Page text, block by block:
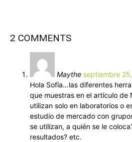
2 COMMENTS
Maythe septiembre
Hola Sofía…las diferentes
que muestras en el artículo de
utilizan solo en laboratorios o
estudio de mercado con
se utilizan, a quién se le
resultados? etc.